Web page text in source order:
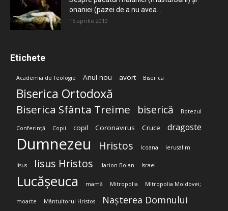
onaniei (pazei de a nu avea...
15 aprilie 2010
Etichete
Academia de Teologie Anul nou avort Biserica
Biserica Ortodoxă
Biserica Sfânta Treime biserică Botezul
Conferință Copii copil Coronavirus Cruce dragoste
Dumnezeu Hristos Icoana Ierusalim
Iisus Iisus Hristos Ilarion Boian Israel
Lucășeuca mamă Mitropolia Mitropolia Moldovei;
moarte Mântuitorul Hristos Nașterea Domnului